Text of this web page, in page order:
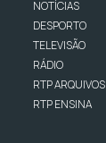
NOTÍCIAS
DESPORTO
TELEVISÃO
RÁDIO
RTP ARQUIVOS
RTP ENSINA